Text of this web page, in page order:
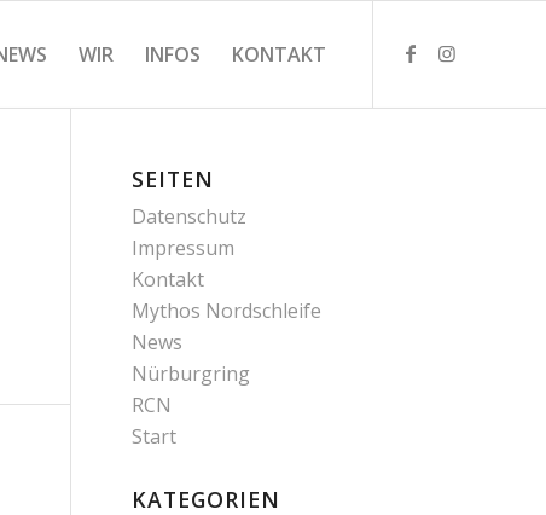
WIR INFOS KONTAKT
SEITEN
Datenschutz
Impressum
Kontakt
Mythos Nordschleife
News
Nürburgring
RCN
Start
KATEGORIEN